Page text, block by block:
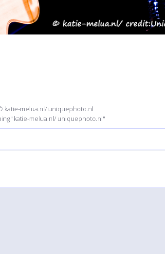
katie-melua.nl/ uniquephoto.nl
"katie-melua.nl/ uniquephoto.nl"